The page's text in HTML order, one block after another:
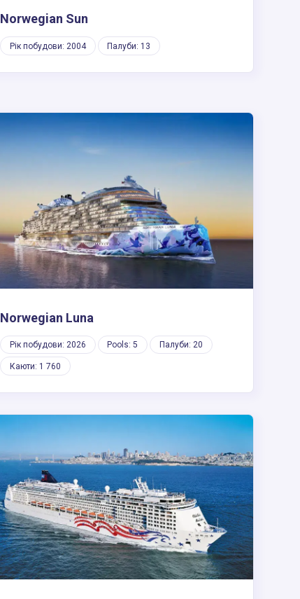
Norwegian Sun
Рік побудови: 2004 Палуби: 13
Norwegian Luna
Рік побудови: 2026 Pools: 5 Палуби: 20
Каюти: 1 760